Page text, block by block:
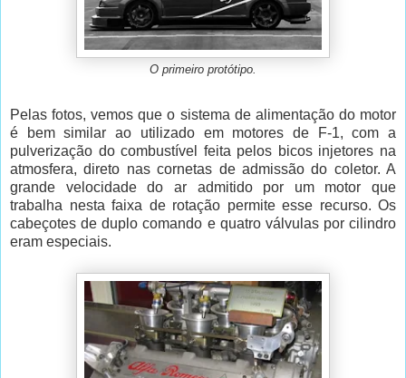
O primeiro protótipo.
Pelas fotos, vemos que o sistema de alimentação do motor
é bem similar ao utilizado em motores de F-1, com a
pulverização do combustível feita pelos bicos injetores na
atmosfera, direto nas cornetas de admissão do coletor. A
grande velocidade do ar admitido por um motor que
trabalha nesta faixa de rotação permite esse recurso. Os
cabeçotes de duplo comando e quatro válvulas por cilindro
eram especiais.